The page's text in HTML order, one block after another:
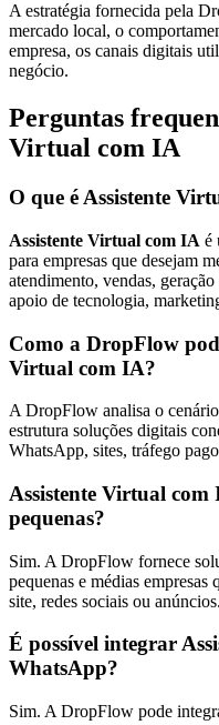
A estratégia fornecida pela
mercado local, o
empresa, os canais digitais
negócio.
Perguntas
Virtual com IA
O que é Assistente
Assistente Virtual com IA é
para empresas que desejam
atendimento, vendas,
apoio de tecnologia,
Como a DropFlow
Virtual com IA?
A DropFlow analisa o
estrutura soluções digitais
WhatsApp, sites, tráfego
Assistente Virtual com
pequenas?
Sim. A DropFlow fornece
pequenas e médias
site, redes sociais ou anúncios.
É possível integrar
WhatsApp?
Sim. A DropFlow pode